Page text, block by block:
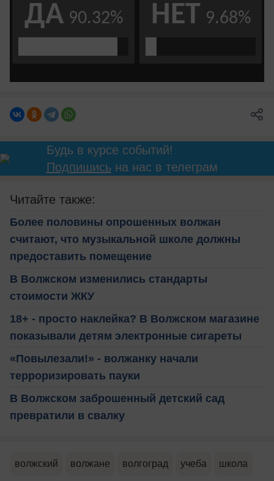
Будь в курсе событий!
Подпишисьна нас в телеграм
Читайте также:
Более половины опрошенных волжан
считают, что музыкальной школе должны
предоставить помещение
В Волжском изменились стандарты
стоимости ЖКУ
18+ - просто наклейка? В Волжском магазине
показывали детям электронные сигареты
«Повылезали!» - волжанку начали
терроризировать пауки
В Волжском заброшенный детский сад
превратили в свалку
волжский волжане волгоград учеба школа